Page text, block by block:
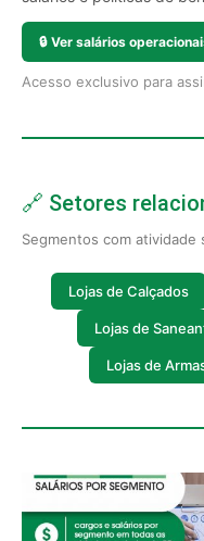
🔒 Ver salários
Acesso exclusivo para
🔗 Setores
Segmentos com atividade
Lojas de Calçados
Lojas de
Lojas de